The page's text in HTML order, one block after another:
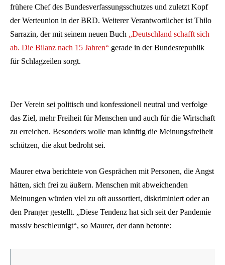
frühere Chef des Bundesverfassungsschutzes und zuletzt Kopf
der Werteunion in der BRD. Weiterer Verantwortlicher ist Thilo
Sarrazin, der mit seinem neuen Buch „Deutschland schafft sich
ab. Die Bilanz nach 15 Jahren“ gerade in der Bundesrepublik
für Schlagzeilen sorgt.
Der Verein sei politisch und konfessionell neutral und verfolge
das Ziel, mehr Freiheit für Menschen und auch für die Wirtschaft
zu erreichen. Besonders wolle man künftig die Meinungsfreiheit
schützen, die akut bedroht sei.
Maurer etwa berichtete von Gesprächen mit Personen, die Angst
hätten, sich frei zu äußern. Menschen mit abweichenden
Meinungen würden viel zu oft aussortiert, diskriminiert oder an
den Pranger gestellt. „Diese Tendenz hat sich seit der Pandemie
massiv beschleunigt“, so Maurer, der dann betonte: